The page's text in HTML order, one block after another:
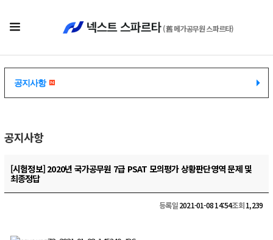
(舊 메가공무원 스파르타)
공지사항
공지사항
공지사항
[시험정보] 2020년 국가공무원 7급 PSAT 모의평가 상황판단영역 문제 및
최종정답
등록일2021-01-08 14:54조회1,239